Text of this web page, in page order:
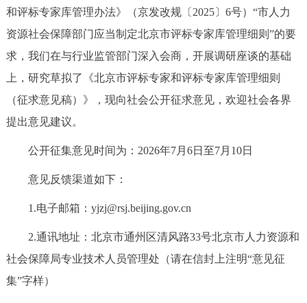
决策公开 专题公开
政务服务
便民服务 利企服务 投资项目
12345网上接诉即办 我要咨询 我要建议
和评标专家库管理办法》（京发改规〔2025〕6号）“市人力
资源社会保障部门应当制定北京市评标专家库管理细则”的要
求，我们在与行业监管部门深入会商，开展调研座谈的基础
上，研究草拟了《北京市评标专家和评标专家库管理细则
（征求意见稿）》，现向社会公开征求意见，欢迎社会各界
提出意见建议。
公开征集意见时间为：2026年7月6日至7月10日
意见反馈渠道如下：
1.电子邮箱：yjzj@rsj.beijing.gov.cn
2.通讯地址：北京市通州区清风路33号北京市人力资源和
社会保障局专业技术人员管理处（请在信封上注明“意见征
集”字样）